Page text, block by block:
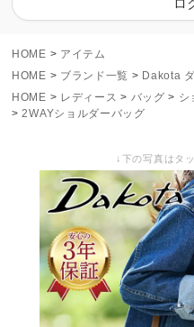
ロ
HOME
アイテム
HOME
ブランド一覧 Dakota
HOME
レディース バッグ
シ
2WAYショルダーバッグ
↓下の写真はタ